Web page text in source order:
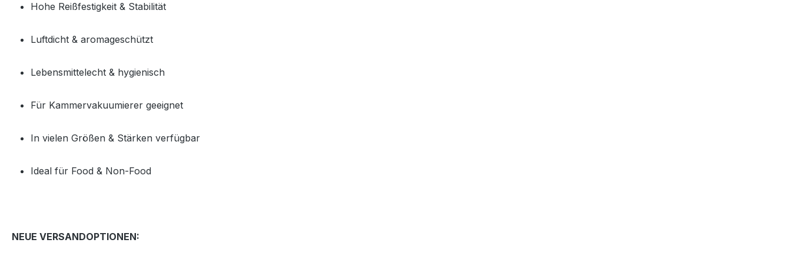
Hohe Reißfestigkeit & Stabilität
Luftdicht & aromageschützt
Lebensmittelecht & hygienisch
Für Kammervakuumierer geeignet
In vielen Größen & Stärken verfügbar
Ideal für Food & Non‑Food
NEUE VERSANDOPTIONEN: